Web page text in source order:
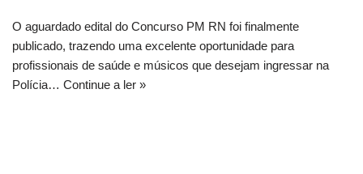
O aguardado edital do Concurso PM RN foi finalmente
publicado, trazendo uma excelente oportunidade para
profissionais de saúde e músicos que desejam ingressar na
Polícia… Continue a ler »